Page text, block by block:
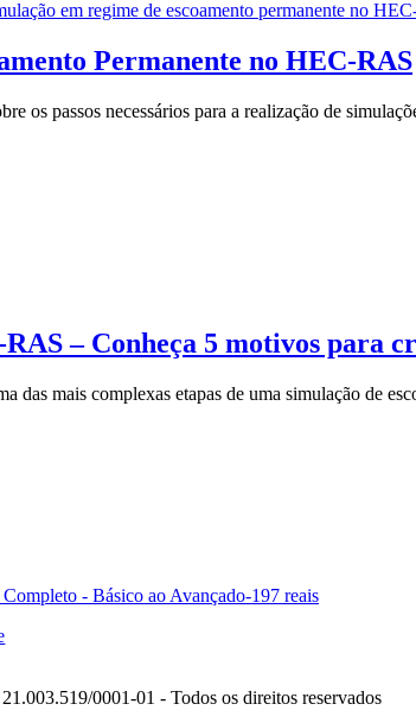
Permanente no HEC-RAS
os passos necessários para a realização de
– Conheça 5 motivos para
das mais complexas etapas de uma simulação de
0001-01 - Todos os direitos reservados